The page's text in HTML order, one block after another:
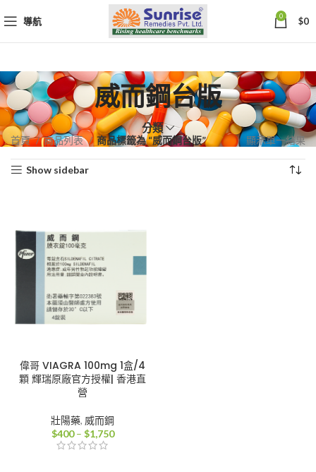
導航 0 $0
威而鋼台版
分類
首頁 商品列表 商品標籤為 “威而鋼台版” 顯示單一結果
Show sidebar
偉哥 VIAGRA 100mg 1盒/4
顆 輝瑞原廠官方授權| 香港直
營
壯陽藥, 威而鋼
$400 – $1,750價